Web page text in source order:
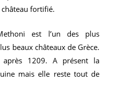
fortifié.
est l’un des plus
beaux châteaux de Grèce.
1209. A présent la
mais elle reste tout de